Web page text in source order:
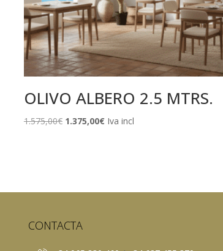
OLIVO ALBERO 2.5 MTRS.
1.575,00€ El
1.375,00€ElIva incl
CONTACTA